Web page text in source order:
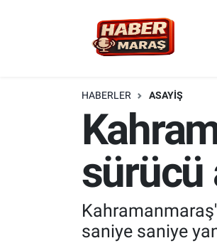
HABERLER ASAYİŞ
sürücü
saniye saniye
YEREL YÖNETİM
GÜNCEL
BİLİM VE TEKNOLOJİ
KADIN AİLE
Nöbetçi Eczaneler
Hava Durumu
Trafik Durumu
Süper Lig Puan Durumu ve
Son Dakika Haberleri